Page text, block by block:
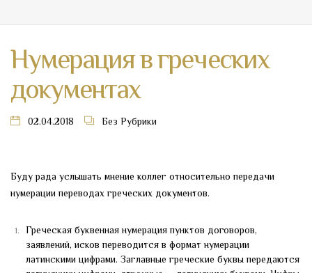
Нумерация в греческих
документах
02.04.2018 Без Рубрики
Буду рада услышать мнение коллег относительно передачи
нумерации переводах греческих документов.
Греческая буквенная нумерация пунктов договоров,
заявлений, исков переводится в формат нумерации
латинскими цифрами. Заглавные греческие буквы передаются